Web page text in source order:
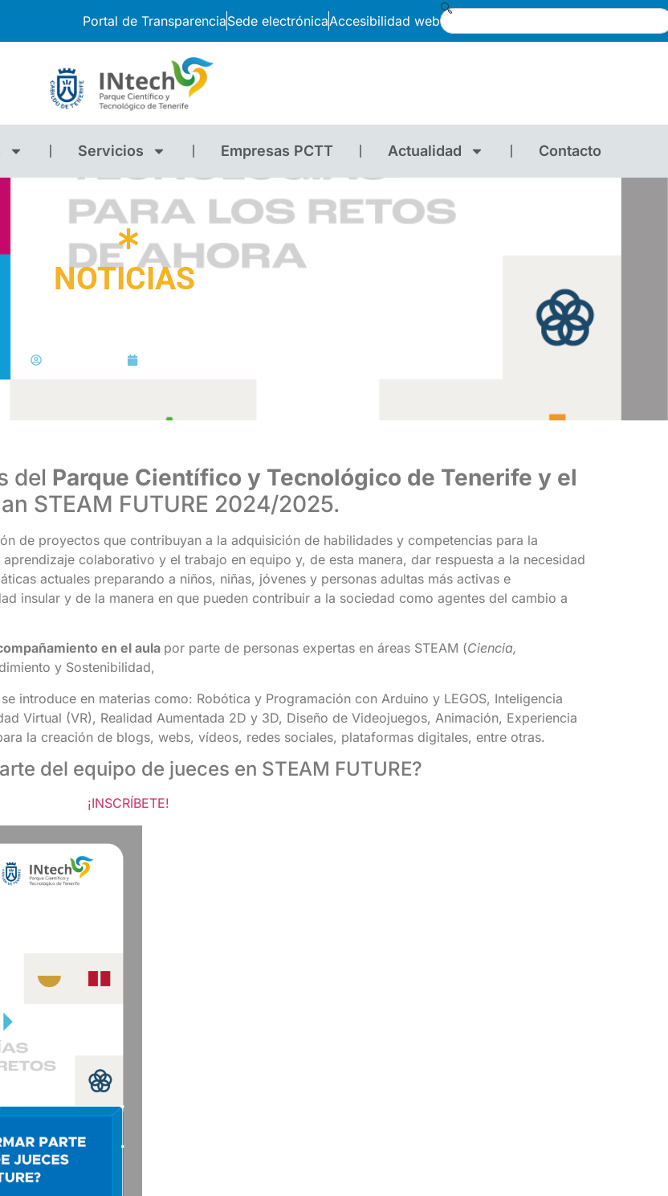
Portal de TransparenciaSede electrónicaAccesibilidad web
Servicios Empresas PCTT Actualidad Contacto
NOTICIAS
del Parque Científico y Tecnológico de Tenerife y el
STEAM FUTURE 2024/2025.
de proyectos que contribuyan a la adquisición de habilidades y competencias para la
colaborativo y el trabajo en equipo y, de esta manera, dar respuesta a la necesidad
actuales preparando a niños, niñas, jóvenes y personas adultas más activas e
insular y de la manera en que pueden contribuir a la sociedad como agentes del cambio a
en el aula por parte de personas expertas en áreas STEAM (Ciencia,
y Sostenibilidad,
introduce en materias como: Robótica y Programación con Arduino y LEGOS, Inteligencia
Virtual (VR), Realidad Aumentada 2D y 3D, Diseño de Videojuegos, Animación, Experiencia
la creación de blogs, webs, vídeos, redes sociales, plataformas digitales, entre otras.
del equipo de jueces en STEAM FUTURE?
¡INSCRÍBETE!